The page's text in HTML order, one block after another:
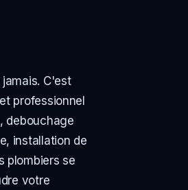
C'est
professionnel
debouchage
installation de
plombiers se
votre